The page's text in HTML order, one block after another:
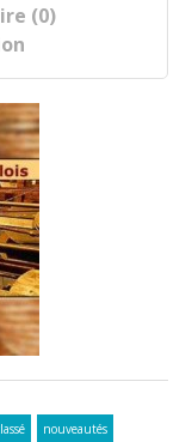
(0)
nouveautés